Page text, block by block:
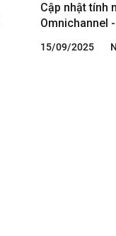
Cập nhật tính
Omnichannel
15/09/2025